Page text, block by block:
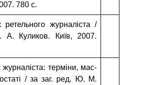
780 с.
ретельного журналіста /
А. Куликов. Київ, 2007.
терміни, мас-
/ за заг. ред. Ю. М.